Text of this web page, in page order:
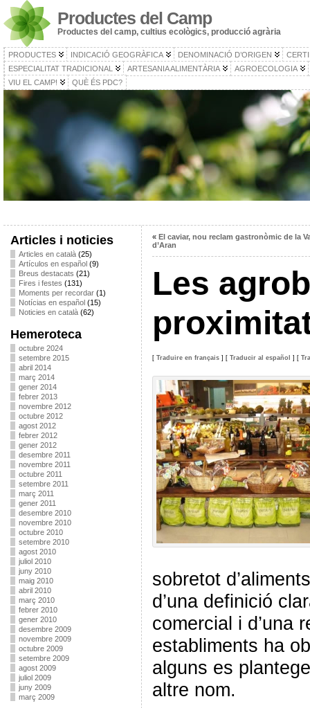
Productes del Camp
Productes del camp, cultius ecològics, producció agrària
PRODUCTES INDICACIÓ GEOGRÀFICA DENOMINACIÓ D’ORIGEN
ESPECIALITAT TRADICIONAL
ARTESANIA ALIMENTÀRIA
AGROECOLOGIA
VIU EL CAMP!
QUÈ ÉS PDC?
Articles i noticies
Articles en català(25)
Artículos en español(9)
Breus destacats (21)
Fires i festes (131)
Moments per recordar(1)
Notícias en español(15)
Noticies en català(62)
Hemeroteca
octubre 2024
setembre 2015
abril 2014
març 2014
gener 2014
febrer 2013
novembre 2012
octubre 2012
agost 2012
febrer 2012
gener 2012
desembre 2011
novembre 2011
octubre 2011
setembre 2011
març 2011
gener 2011
desembre 2010
novembre 2010
octubre 2010
setembre 2010
agost 2010
juliol 2010
juny 2010
maig 2010
abril 2010
març 2010
febrer 2010
gener 2010
desembre 2009
novembre 2009
octubre 2009
setembre 2009
agost 2009
juliol 2009
juny 2009
març 2009
« El caviar, nou reclam gastronòmic de la
d’Aran
Les
[ Traduire en français] [ Traducir al español ] [
sobretot
d’una definició
comercial i d’una
establiments ha
alguns es
altre nom.